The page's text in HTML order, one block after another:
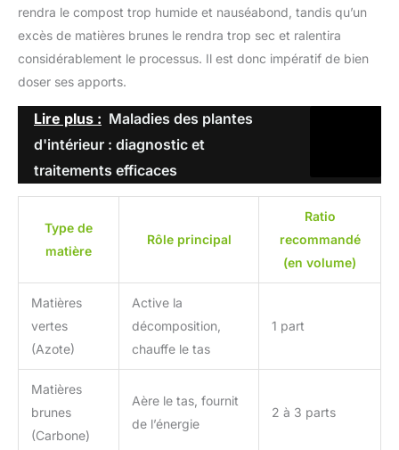
rendra le compost trop humide et nauséabond, tandis qu’un
excès de matières brunes le rendra trop sec et ralentira
considérablement le processus. Il est donc impératif de bien
doser ses apports.
Lire plus : Maladies des plantes
d'intérieur : diagnostic et
traitements efficaces
Type de
matière
Rôle principal
Ratio
recommandé
(en volume)
Matières
vertes
(Azote)
Active la
décomposition,
chauffe le tas
1 part
Matières
brunes
(Carbone)
Aère le tas, fournit
de l’énergie
2 à 3 parts